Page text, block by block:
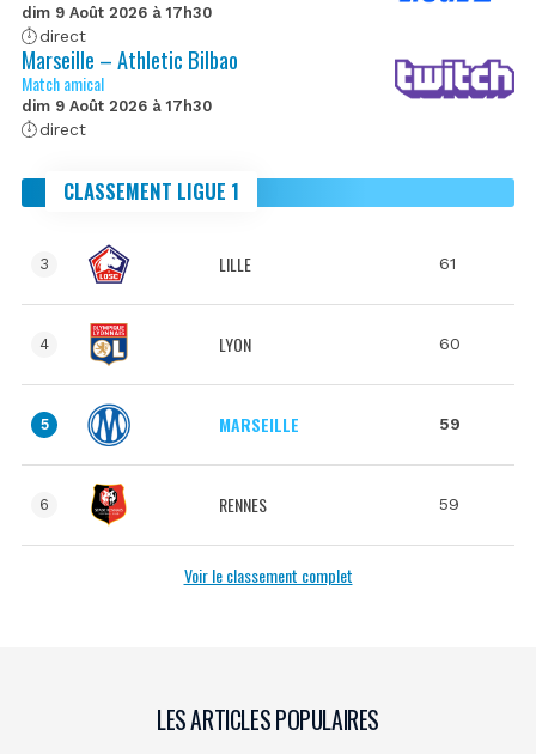
dim 9 Août 2026 à 17h30
direct
Marseille – Athletic Bilbao
Match amical
dim 9 Août 2026 à 17h30
direct
CLASSEMENT LIGUE 1
3 LILLE 61
4 LYON 60
5 MARSEILLE 59
6 RENNES 59
Voir le classement complet
LES ARTICLES POPULAIRES